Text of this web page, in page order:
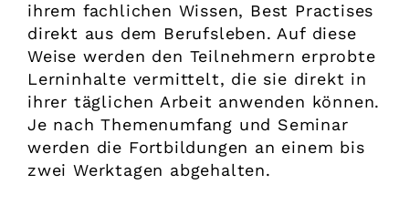
ihrem fachlichen Wissen, Best Practises
direkt aus dem Berufsleben. Auf diese
Weise werden den Teilnehmern erprobte
Lerninhalte vermittelt, die sie direkt in
ihrer täglichen Arbeit anwenden können.
Je nach Themenumfang und Seminar
werden die Fortbildungen an einem bis
zwei Werktagen abgehalten.